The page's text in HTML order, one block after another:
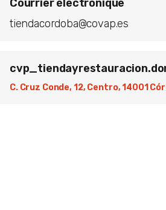
Courrier électronique
tiendacordoba@covap.es
C. Cruz Conde, 12, Centro, 14001